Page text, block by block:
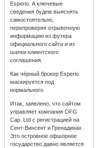
Esperio. А ключевые
сведения будем выяснять
самостоятельно,
перепроверяя отрывочную
информацию из футера
официального сайта и из
шапки клиентского
соглашения.
Как чёрный брокер Esperio
маскируется под
нормального
Итак, заявлено, что сайтом
управляет компания OFG
Cap. Ltd с регистрацией на
Сент-Винсент и Гренадинах.
Это островное офшорное
государство давно является